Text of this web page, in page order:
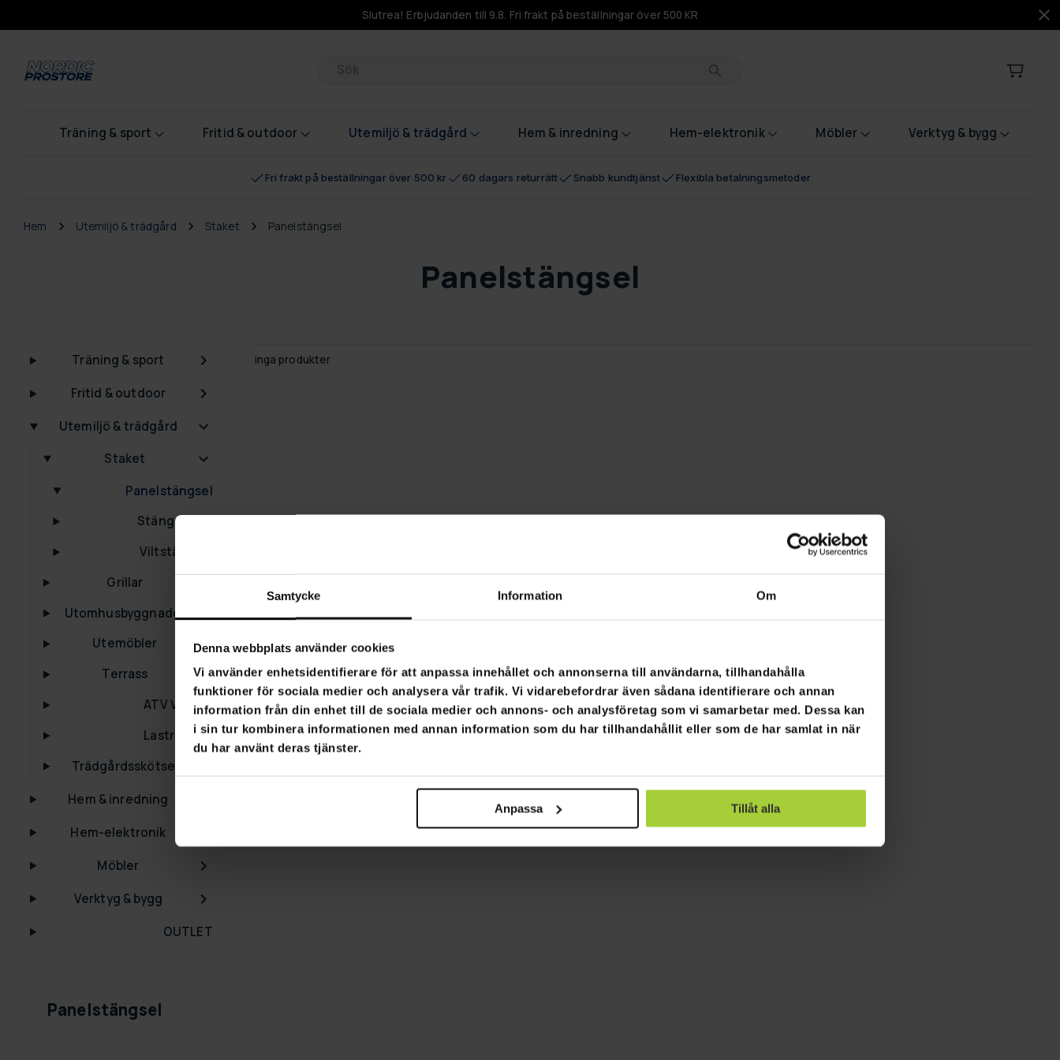
Samtycke Information Om
Denna webbplats använder cookies
Vi använder enhetsidentifierare för att anpassa innehållet och annonserna till användarna, tillhandahålla
funktioner för sociala medier och analysera vår trafik. Vi vidarebefordrar även sådana identifierare och annan
information från din enhet till de sociala medier och annons- och analysföretag som vi samarbetar med. Dessa kan
i sin tur kombinera informationen med annan information som du har tillhandahållit eller som de har samlat in när
du har använt deras tjänster.
Anpassa Tillåt alla
Slutrea! Erbjudanden till 9.8. Fri frakt på beställningar över 500 KR
Produkter
Träning & sport Fritid & outdoor Utemiljö & trädgård Hem & inredning Hem-elektronik Möbler Verktyg & bygg
Fri frakt på beställningar över 500 kr 60 dagars returrätt Snabb kundtjänst Flexibla betalningsmetoder
Hem Utemiljö & trädgård Staket Panelstängsel
Panelstängsel
Träning & sport
Fritid & outdoor
Utemiljö & trädgård
Staket
Panelstängsel
Stängselnät
Viltstängsel
Grillar
Utomhusbyggnader
Utemöbler
Terrass
ATV Vagnar
Lastramper
Trädgårdsskötsel
Hem & inredning
Hem-elektronik
Möbler
Verktyg & bygg
OUTLET
inga produkter
Panelstängsel